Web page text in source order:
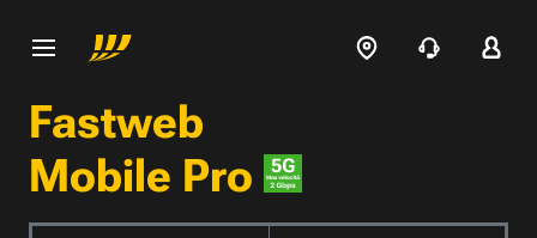
Fastweb
Mobile Pro